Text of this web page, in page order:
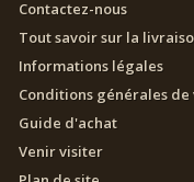
Contactez-nous
Tout savoir sur la
Informations légales
Conditions générales de
Guide d'achat
Venir visiter